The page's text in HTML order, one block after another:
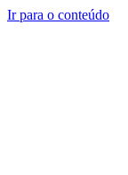
Ir para o conteúdo